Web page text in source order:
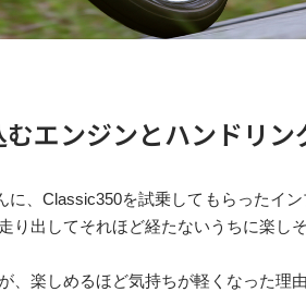
エンジンとハンドリン
、Classic350を試乗してもらったイ
り出してそれほど経たないうちに楽し
楽しめるほど気持ちが軽くなった理